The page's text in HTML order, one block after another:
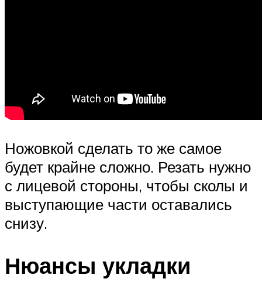
Ножовкой сделать то же самое
будет крайне сложно. Резать нужно
с лицевой стороны, чтобы сколы и
выступающие части оставались
снизу.
Нюансы укладки